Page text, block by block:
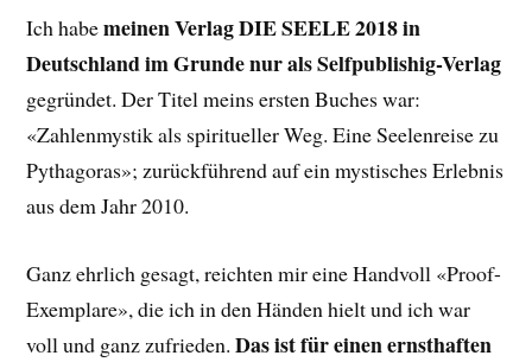
Ich habemeinen Verlag DIE SEELE 2018 in
Deutschland im Grunde nur als Selfpublishig-Verlag
gegründet. Der Titel meins ersten Buches war:
«Zahlenmystik als spiritueller Weg. Eine Seelenreise zu
Pythagoras»; zurückführend auf ein mystisches Erlebnis
aus dem Jahr 2010.
Ganz ehrlich gesagt, reichten mir eine Handvoll «Proof-
Exemplare», die ich in den Händen hielt und ich war
voll und ganz zufrieden.Das ist für einen ernsthaften